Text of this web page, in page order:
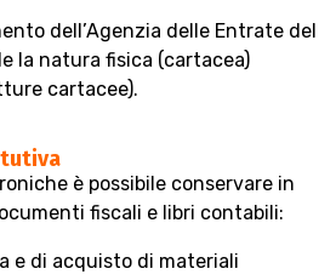
dell’Agenzia delle Entrate del
la natura fisica (cartacea)
cartacee).
è possibile conservare in
fiscali e libri contabili:
e di acquisto di materiali